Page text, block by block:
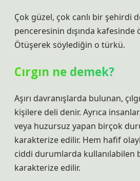
Çok güzel, çok canlı bir şehirdi
penceresinin dışında kafesinde
Ötüşerek söylediğin o türkü.
Cırgın ne demek?
Aşırı davranışlarda bulunan,
kişilere deli denir. Ayrıca
veya huzursuz yapan birçok
karakterize edilir. Hem hafif
ciddi durumlarda kullanılabilen
karakterize edilir.